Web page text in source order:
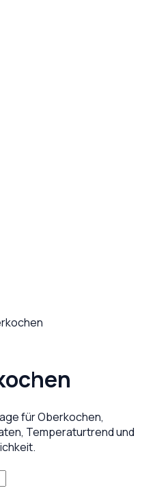
fürOberkochen,
Temperaturtrend und